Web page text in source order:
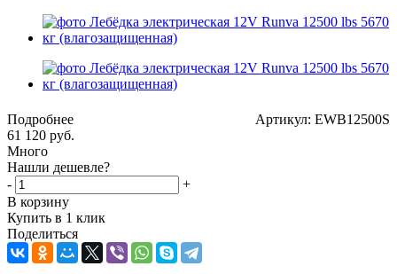
Артикул: EWB12500S
Подробнее
61 120 руб.
Много
Нашли дешевле?
-
+
В корзину
Купить в 1 клик
Поделиться